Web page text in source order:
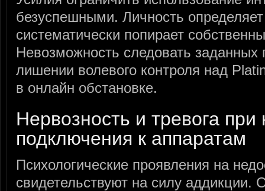
безуспешными. Личность
систематически попирает
Невозможность следовать заданных
лишении волевого контроля над
в онлайн обстановке.
Нервозность и тревога при
подключения к аппаратам
Психологические проявления на
свидетельствуют на силу аддикции.